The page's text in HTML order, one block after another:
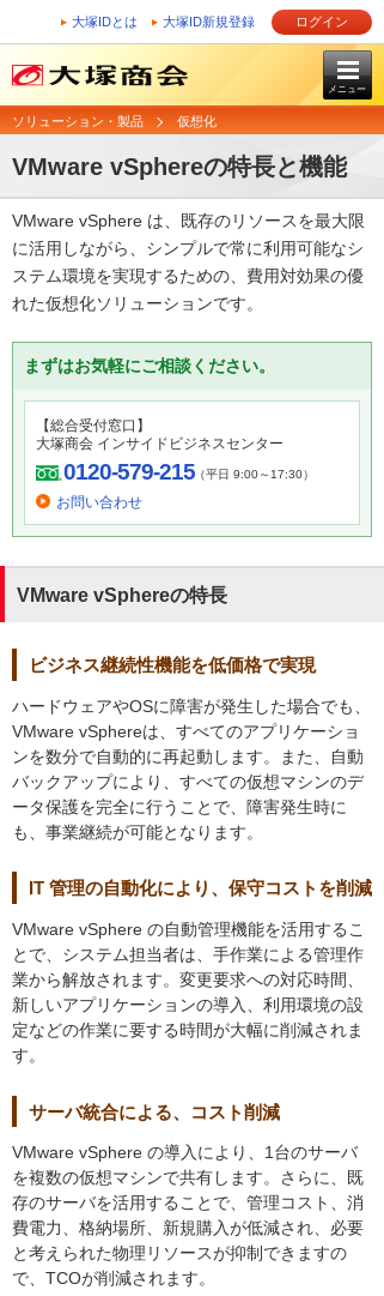
大塚IDとは 大塚ID新規登録 ログイン
メニュー
ソリューション・製品 仮想化
VMware vSphereの特長と機能
VMware vSphere は、既存のリソースを最大限
に活用しながら、シンプルで常に利用可能なシ
ステム環境を実現するための、費用対効果の優
れた仮想化ソリューションです。
まずはお気軽にご相談ください。
【総合受付窓口】
大塚商会 インサイドビジネスセンター
0120-579-215（平日 9:00～17:30）
お問い合わせ
VMware vSphereの特長
ビジネス継続性機能を低価格で実現
ハードウェアやOSに障害が発生した場合でも、
VMware vSphereは、すべてのアプリケーショ
ンを数分で自動的に再起動します。また、自動
バックアップにより、すべての仮想マシンのデ
ータ保護を完全に行うことで、障害発生時に
も、事業継続が可能となります。
IT 管理の自動化により、保守コストを削減
VMware vSphere の自動管理機能を活用するこ
とで、システム担当者は、手作業による管理作
業から解放されます。変更要求への対応時間、
新しいアプリケーションの導入、利用環境の設
定などの作業に要する時間が大幅に削減されま
す。
サーバ統合による、コスト削減
VMware vSphere の導入により、1台のサーバ
を複数の仮想マシンで共有します。さらに、既
存のサーバを活用することで、管理コスト、消
費電力、格納場所、新規購入が低減され、必要
と考えられた物理リソースが抑制できますの
で、TCOが削減されます。